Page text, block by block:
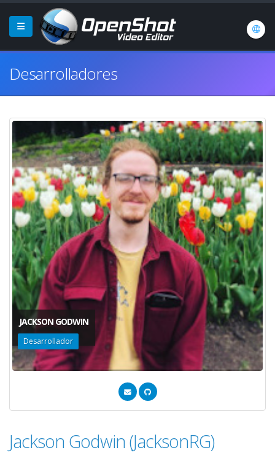
Desarrolladores
JACKSON GODWIN
Desarrollador
Jackson Godwin (JacksonRG)